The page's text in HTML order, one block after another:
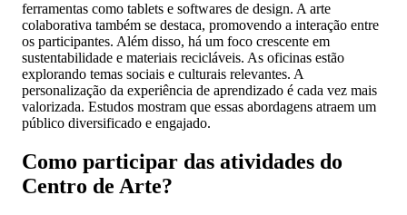
ferramentas como tablets e softwares de design. A arte
colaborativa também se destaca, promovendo a interação entre
os participantes. Além disso, há um foco crescente em
sustentabilidade e materiais recicláveis. As oficinas estão
explorando temas sociais e culturais relevantes. A
personalização da experiência de aprendizado é cada vez mais
valorizada. Estudos mostram que essas abordagens atraem um
público diversificado e engajado.
Como participar das atividades do
Centro de Arte?